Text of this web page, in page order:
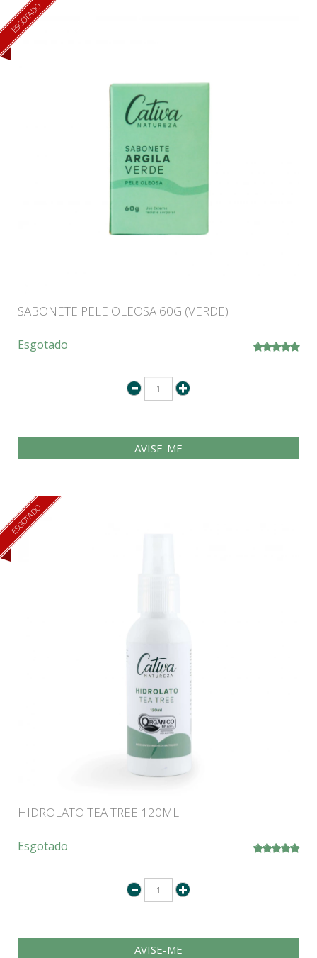
ESGOTADO
SABONETE PELE OLEOSA 60G (VERDE)
Esgotado
AVISE-ME
ESGOTADO
HIDROLATO TEA TREE 120ML
Esgotado
AVISE-ME